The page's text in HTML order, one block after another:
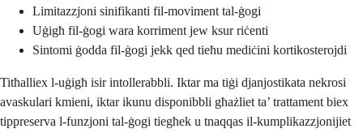
Limitazzjoni sinifikanti fil-moviment tal-ġogi
Uġigħ fil-ġogi wara korriment jew ksur riċenti
Sintomi ġodda fil-ġogi jekk qed tieħu mediċini kortikosterojdi
Titħalliex l-uġigħ isir intollerabbli. Iktar ma tiġi djanjostikata nekrosi
avaskulari kmieni, iktar ikunu disponibbli għażliet ta’ trattament biex
tippreserva l-funzjoni tal-ġogi tiegħek u tnaqqas il-kumplikazzjonijiet